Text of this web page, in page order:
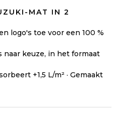
MAT IN 2
logo's toe voor een 100 %
naar keuze, in het formaat
+1,5 L/m² · Gemaakt